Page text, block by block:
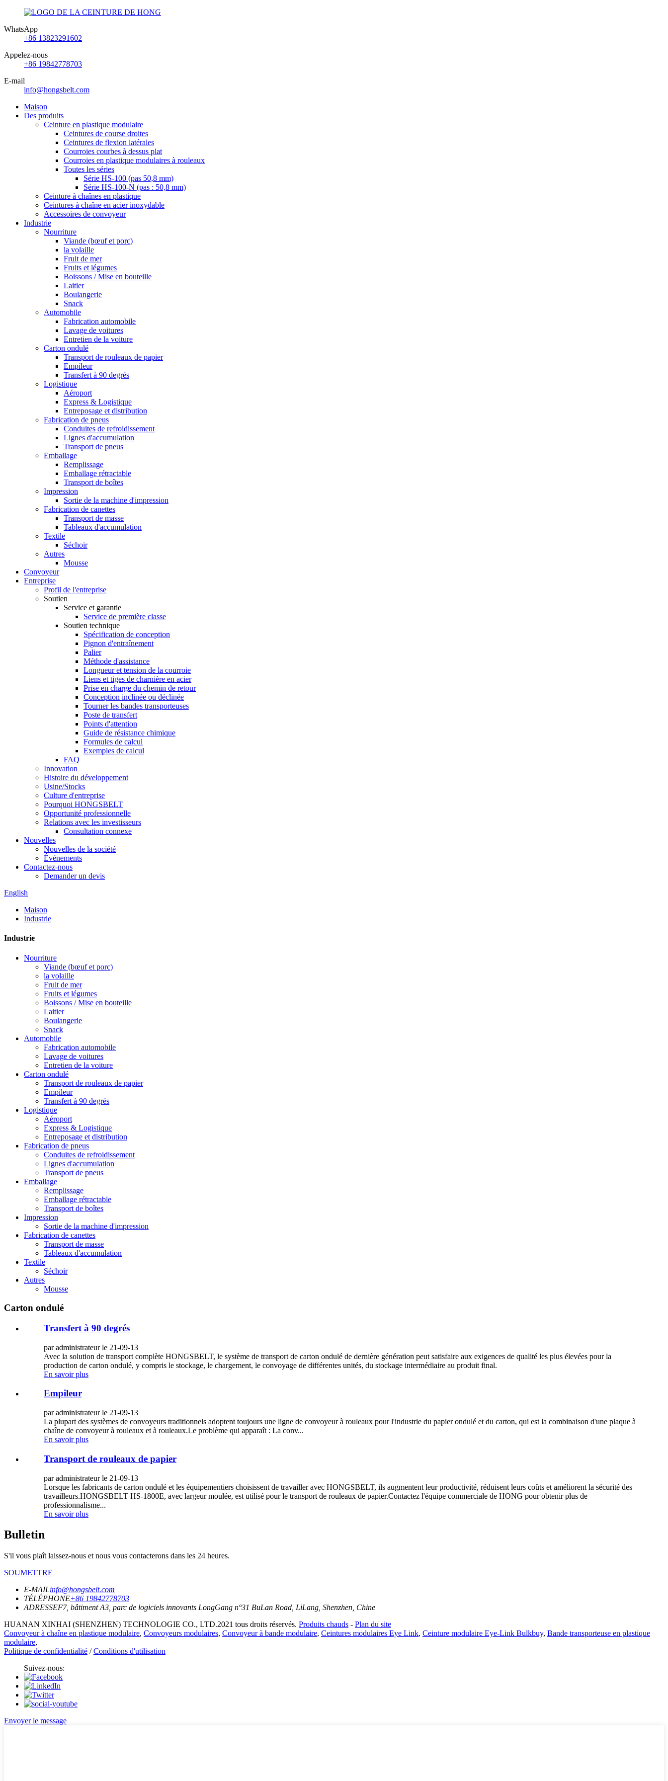
WhatsApp
+86 13823291602
Appelez-nous
+86 19842778703
E-mail
info@hongsbelt.com
Maison
Des produits
Ceinture en plastique modulaire
Ceintures de course droites
Ceintures de flexion latérales
Courroies courbes à dessus plat
Courroies en plastique modulaires à rouleaux
Toutes les séries
Série HS-100 (pas 50,8 mm)
Série HS-100-N (pas : 50,8 mm)
Ceinture à chaînes en plastique
Ceintures à chaîne en acier inoxydable
Accessoires de convoyeur
Industrie
Nourriture
Viande (bœuf et porc)
la volaille
Fruit de mer
Fruits et légumes
Boissons / Mise en bouteille
Laitier
Boulangerie
Snack
Automobile
Fabrication automobile
Lavage de voitures
Entretien de la voiture
Carton ondulé
Transport de rouleaux de papier
Empileur
Transfert à 90 degrés
Logistique
Aéroport
Express & Logistique
Entreposage et distribution
Fabrication de pneus
Conduites de refroidissement
Lignes d'accumulation
Transport de pneus
Emballage
Remplissage
Emballage rétractable
Transport de boîtes
Impression
Sortie de la machine d'impression
Fabrication de canettes
Transport de masse
Tableaux d'accumulation
Textile
Séchoir
Autres
Mousse
Convoyeur
Entreprise
Profil de l'entreprise
Soutien
Service et garantie
Service de première classe
Soutien technique
Spécification de conception
Pignon d'entraînement
Palier
Méthode d'assistance
Longueur et tension de la courroie
Liens et tiges de charnière en acier
Prise en charge du chemin de retour
Conception inclinée ou déclinée
Tourner les bandes transporteuses
Poste de transfert
Points d'attention
Guide de résistance chimique
Formules de calcul
Exemples de calcul
FAQ
Innovation
Histoire du développement
Usine/Stocks
Culture d'entreprise
Pourquoi HONGSBELT
Opportunité professionnelle
Relations avec les investisseurs
Consultation connexe
Nouvelles
Nouvelles de la société
Événements
Contactez-nous
Demander un devis
English
Maison
Industrie
Industrie
Nourriture
Viande (bœuf et porc)
la volaille
Fruit de mer
Fruits et légumes
Boissons / Mise en bouteille
Laitier
Boulangerie
Snack
Automobile
Fabrication automobile
Lavage de voitures
Entretien de la voiture
Carton ondulé
Transport de rouleaux de papier
Empileur
Transfert à 90 degrés
Logistique
Aéroport
Express & Logistique
Entreposage et distribution
Fabrication de pneus
Conduites de refroidissement
Lignes d'accumulation
Transport de pneus
Emballage
Remplissage
Emballage rétractable
Transport de boîtes
Impression
Sortie de la machine d'impression
Fabrication de canettes
Transport de masse
Tableaux d'accumulation
Textile
Séchoir
Autres
Mousse
Carton ondulé
Transfert à 90 degrés
par administrateur le 21-09-13
Avec la solution de transport complète HONGSBELT, le système de transport de carton ondulé de dernière génération peut satisfaire aux exigences de qualité les plus élevées pour la
production de carton ondulé, y compris le stockage, le chargement, le convoyage de différentes unités, du stockage intermédiaire au produit final.
En savoir plus
Empileur
par administrateur le 21-09-13
La plupart des systèmes de convoyeurs traditionnels adoptent toujours une ligne de convoyeur à rouleaux pour l'industrie du papier ondulé et du carton, qui est la combinaison d'une plaque à
chaîne de convoyeur à rouleaux et à rouleaux.Le problème qui apparaît : La conv...
En savoir plus
Transport de rouleaux de papier
par administrateur le 21-09-13
Lorsque les fabricants de carton ondulé et les équipementiers choisissent de travailler avec HONGSBELT, ils augmentent leur productivité, réduisent leurs coûts et améliorent la sécurité des
travailleurs.HONGSBELT HS-1800E, avec largeur moulée, est utilisé pour le transport de rouleaux de papier.Contactez l'équipe commerciale de HONG pour obtenir plus de
professionnalisme...
En savoir plus
Bulletin
S'il vous plaît laissez-nous et nous vous contacterons dans les 24 heures.
SOUMETTRE
E-MAILinfo@hongsbelt.com
TÉLÉPHONE+86 19842778703
ADRESSEF7, bâtiment A3, parc de logiciels innovants LongGang n°31 BuLan Road, LiLang, Shenzhen, Chine
HUANAN XINHAI (SHENZHEN) TECHNOLOGIE CO., LTD.2021 tous droits réservés. Produits chauds - Plan du site
Convoyeur à chaîne en plastique modulaire, Convoyeurs modulaires, Convoyeur à bande modulaire, Ceintures modulaires Eye Link, Ceinture modulaire Eye-Link Bulkbuy, Bande transporteuse en plastique
modulaire,
Politique de confidentialité /Conditions d'utilisation
Suivez-nous:
Envoyer le message